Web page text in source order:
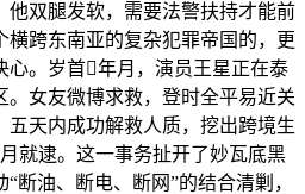
他双腿发软，需要法警扶持才能前
跨东南亚的复杂犯罪帝国的，更
心。岁首年月，演员王星正在泰
。女友微博求救，登时全平易近关
五天内成功解救人质，挖出跨境生
就逮。这一事务扯开了妙瓦底黑
断油、断电、断网”的结合清剿，